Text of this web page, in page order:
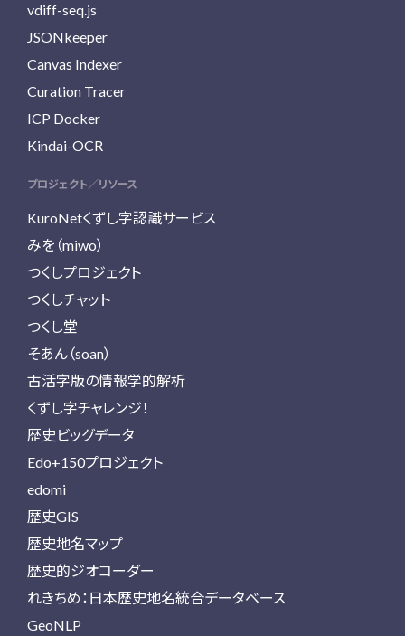
vdiff-seq.js
JSONkeeper
Canvas Indexer
Curation Tracer
ICP Docker
Kindai-OCR
プロジェクト／リソース
KuroNetくずし字認識サービス
みを（miwo）
つくしプロジェクト
つくしチャット
つくし堂
そあん（soan）
古活字版の情報学的解析
くずし字チャレンジ！
歴史ビッグデータ
Edo+150プロジェクト
edomi
歴史GIS
歴史地名マップ
歴史的ジオコーダー
れきちめ：日本歴史地名統合データベース
GeoNLP